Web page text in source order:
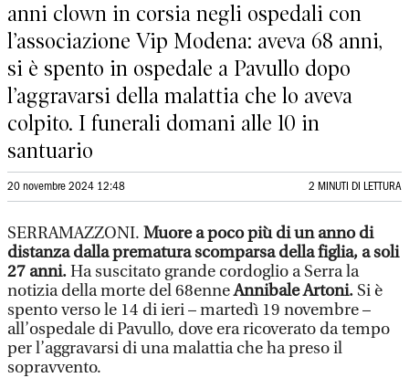
anni clown in corsia negli ospedali con
l’associazione Vip Modena: aveva 68 anni,
si è spento in ospedale a Pavullo dopo
l’aggravarsi della malattia che lo aveva
colpito. I funerali domani alle 10 in
santuario
20 novembre 2024 12:48 2 MINUTI DI LETTURA
SERRAMAZZONI. Muore a poco più di un anno di
distanza dalla prematura scomparsa della figlia, a soli
27 anni.Ha suscitato grande cordoglio a Serra la
notizia della morte del 68enneAnnibale Artoni. Si è
spento verso le 14 di ieri – martedì 19 novembre –
all’ospedale di Pavullo, dove era ricoverato da tempo
per l’aggravarsi di una malattia che ha preso il
sopravvento.